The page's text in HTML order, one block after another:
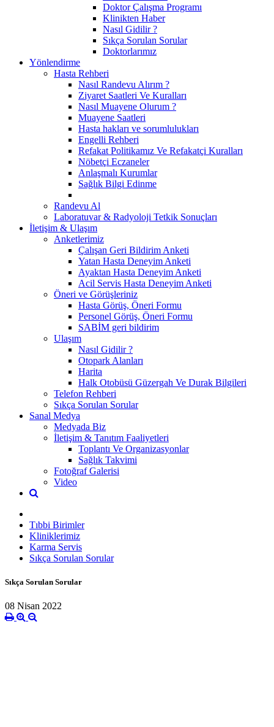
Doktor Çalışma Programı
Klinikten Haber
Nasıl Gidilir ?
Sıkça Sorulan Sorular
Doktorlarımız
Yönlendirme
Hasta Rehberi
Nasıl Randevu Alırım ?
Ziyaret Saatleri Ve Kuralları
Nasıl Muayene Olurum ?
Muayene Saatleri
Hasta hakları ve sorumlulukları
Engelli Rehberi
Refakat Politikamız Ve Refakatçi Kuralları
Nöbetçi Eczaneler
Anlaşmalı Kurumlar
Sağlık Bilgi Edinme
Randevu Al
Laboratuvar & Radyoloji Tetkik Sonuçları
İletişim & Ulaşım
Anketlerimiz
Çalışan Geri Bildirim Anketi
Yatan Hasta Deneyim Anketi
Ayaktan Hasta Deneyim Anketi
Acil Servis Hasta Deneyim Anketi
Öneri ve Görüşleriniz
Hasta Görüş, Öneri Formu
Personel Görüş, Öneri Formu
SABİM geri bildirim
Ulaşım
Nasıl Gidilir ?
Otopark Alanları
Harita
Halk Otobüsü Güzergah Ve Durak Bilgileri
Telefon Rehberi
Sıkça Sorulan Sorular
Sanal Medya
Medyada Biz
İletişim & Tanıtım Faaliyetleri
Toplantı Ve Organizasyonlar
Sağlık Takvimi
Fotoğraf Galerisi
Video
Tıbbi Birimler
Kliniklerimiz
Karma Servis
Sıkça Sorulan Sorular
Sıkça Sorulan Sorular
08 Nisan 2022